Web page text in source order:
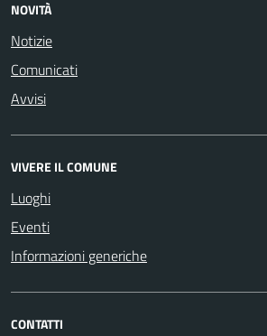
NOVITÀ
Notizie
Comunicati
Avvisi
VIVERE IL COMUNE
Luoghi
Eventi
Informazioni generiche
CONTATTI